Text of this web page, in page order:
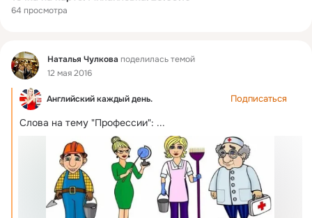
64 просмотра
Фид Наталья Чулкова поделилась темой
12 мая 2016
Английский каждый день. Подписаться
Слова на тему "Профессии": ...